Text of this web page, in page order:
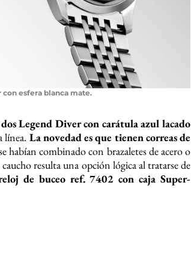
esfera blanca mate.
Legend Diver con carátula azul lacado
línea. La novedad es que tienen correas de
habían combinado con brazaletes de acero o
resulta una opción lógica al tratarse de
de buceo ref. 7402 con caja Super-